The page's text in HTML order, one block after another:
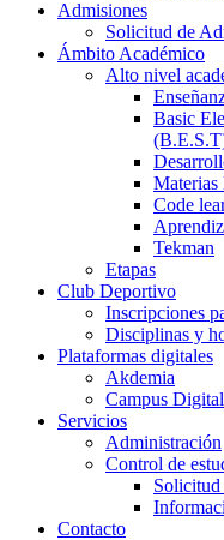
Admisiones
Solicitud de
Ámbito Académico
Alto nivel
Basic
Materias
Code
Tekman
Etapas
Club Deportivo
Inscripciones
Disciplinas y
Plataformas digitales
Akdemia
Campus Digital
Servicios
Administración
Control de
Solicitud
Contacto